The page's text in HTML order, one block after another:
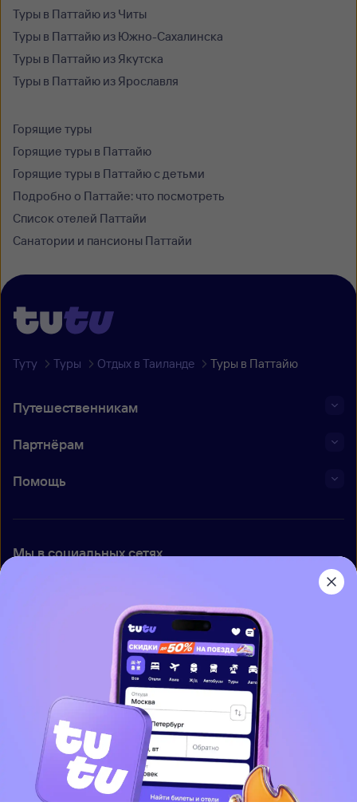
Туры в Паттайю из Читы
Туры в Паттайю из Южно-Сахалинска
Туры в Паттайю из Якутска
Туры в Паттайю из Ярославля
Горящие туры
Горящие туры в Паттайю
Горящие туры в Паттайю с детьми
Подробно o Паттайе: что посмотреть
Список отелей Паттайи
Санатории и пансионы Паттайи
Туту Туры Отдых в Таиланде Туры в Паттайю
Путешественникам
Партнёрам
Помощь
Мы в социальных сетях
Приложение Туту
Вакансии
Контакты
Правовая информация